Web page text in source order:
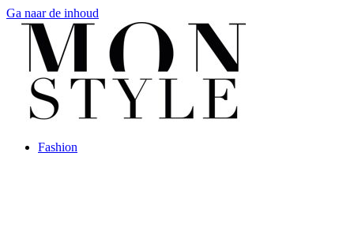
Ga naar de inhoud
Fashion